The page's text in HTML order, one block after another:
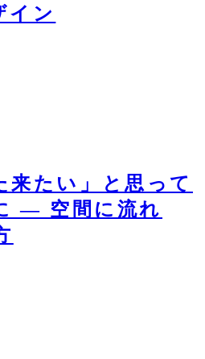
イン
来たい」と思って
― 空間に流れ